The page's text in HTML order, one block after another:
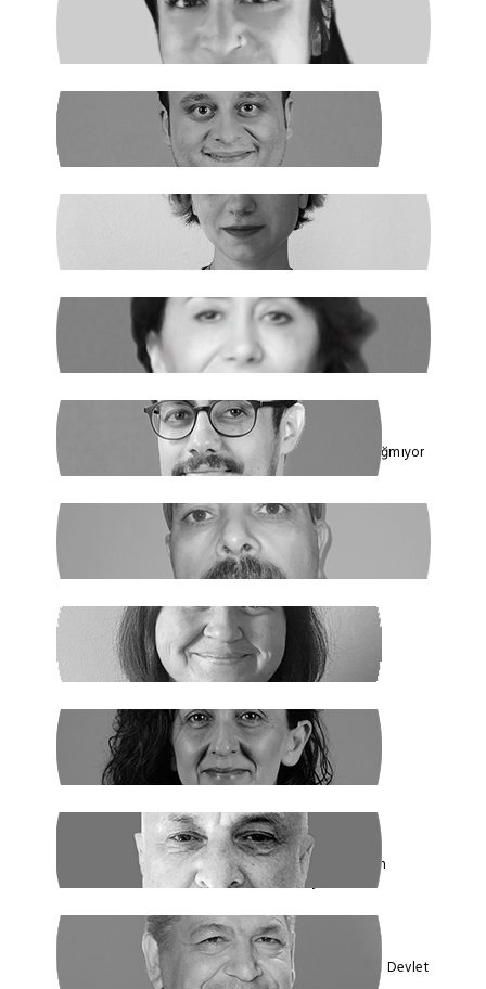
NURSELİ GÖZÜAÇIK
Şiddetin Faili, Çocukların Katili Kim?
NEHİR SEVİM
Dünya Çapında
ILGIN GÜRSES
Açlık ve Diğer "Çözülemez" Sorunlar
RUKİYE LEYLA SÜREN
Cumhur İttifakı’nın Hedefi: Kadınlar
ÇAĞDAŞ SİNAN DAĞ
Toplumun Enerjisi Rejimin Çuvalına Sığmıyor
GHADER ANARİ
Ne Şeyh, Ne Şah
SANEM DENİZ KURAL
Yaz Yaz Listeye Bizi De Yaz
SİBEL UZUN
Yasak Tanımadılar
ENDER EREN
Mısır’dan Kanada’ya, Şarm el Şeyh’den
Montreal’e Umutlar Tükeniyor mu?
KADİR DADAN
Türkiye'nin Ekolojik Gerçekleri ve Yeni Devlet